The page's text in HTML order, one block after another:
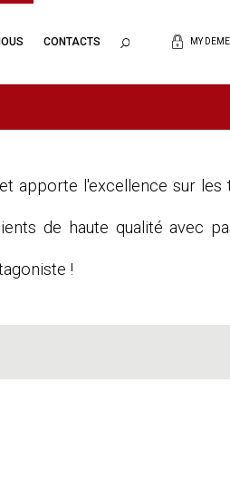
CONTACTS MY
apporte l'excellence sur les
de haute qualité avec
!